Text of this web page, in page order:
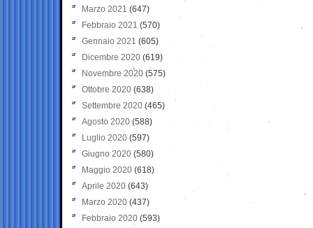
Marzo 2021 (647)
Febbraio 2021 (570)
Gennaio 2021 (605)
Dicembre 2020 (619)
Novembre 2020 (575)
Ottobre 2020 (638)
Settembre 2020(465)
Agosto 2020 (588)
Luglio 2020 (597)
Giugno 2020 (580)
Maggio 2020 (618)
Aprile 2020 (643)
Marzo 2020 (437)
Febbraio 2020 (593)